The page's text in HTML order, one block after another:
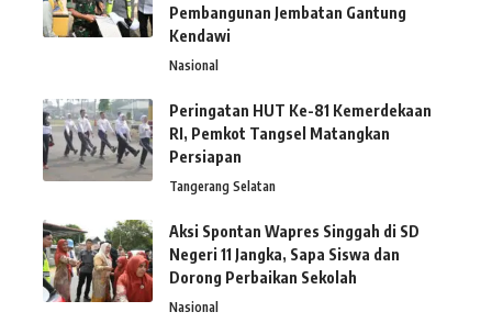
Pembangunan Jembatan Gantung
Kendawi
Nasional
Peringatan HUT Ke-81 Kemerdekaan
RI, Pemkot Tangsel Matangkan
Persiapan
Tangerang Selatan
Aksi Spontan Wapres Singgah di SD
Negeri 11 Jangka, Sapa Siswa dan
Dorong Perbaikan Sekolah
Nasional